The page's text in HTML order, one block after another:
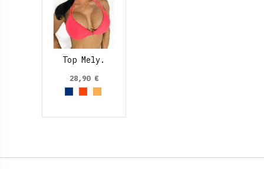
Top Mely.
28,90 €
Azul Marino
NaranjaNaranja Claro